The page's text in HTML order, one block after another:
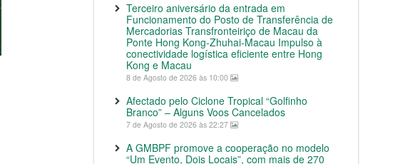
Terceiro aniversário da entrada em
Funcionamento do Posto de Transferência de
Mercadorias Transfronteiriço de Macau da
Ponte Hong Kong-Zhuhai-Macau Impulso à
conectividade logística eficiente entre Hong
Kong e Macau
8 de Agosto de 2026 às 10:00
Afectado pelo Ciclone Tropical “Golfinho
Branco” – Alguns Voos Cancelados
7 de Agosto de 2026 às 22:27
A GMBPF promove a cooperação no modelo
“Um Evento, Dois Locais”, com mais de 270